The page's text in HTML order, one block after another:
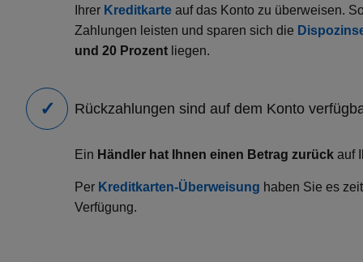
Ihrer Kreditkarte auf das Konto zu überweisen.
Zahlungen leisten und sparen sich die
und 20 Prozent liegen.
Rückzahlungen sind auf dem Konto
Ein Händler hat Ihnen einen Betrag zurück auf
Per Kreditkarten-Überweisung haben Sie es
Verfügung.